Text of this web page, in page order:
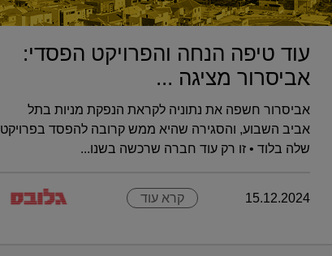
עוד טיפה הנחה והפרויקט הפסדי:
אביסרור מציגה ...
אביסרור חשפה את נתוניה לקראת הנפקת מניות בתל
אביב השבוע, והסגירה שהיא ממש קרובה להפסד בפרויקט
שלה בלוד • זו רק עוד חברה שרכשה בשנו...
15.12.2024 קרא עוד